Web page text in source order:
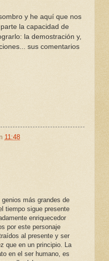
y he aquí que nos
la capacidad de
la demostración y,
sus comentarios
11:48
más grandes de
tiempo sigue presente
enriquecedor
por este personaje
al presente y ser
que en un principio. La
en el ser humano, es